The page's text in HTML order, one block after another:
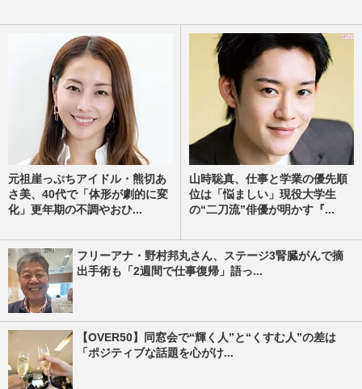
元祖崖っぷちアイドル・熊切あ
さ美、40代で「体形が劇的に変
化」更年期の不調やおひ...
山時聡真、仕事と学業の優先順
位は「悩ましい」現役大学生
の“二刀流”俳優が明かす『...
フリーアナ・野村邦丸さん、ステージ3腎臓がんで摘
出手術も「2週間で仕事復帰」語っ...
【OVER50】同窓会で“輝く人”と“くすむ人”の差は
「ポジティブな話題を心がけ...